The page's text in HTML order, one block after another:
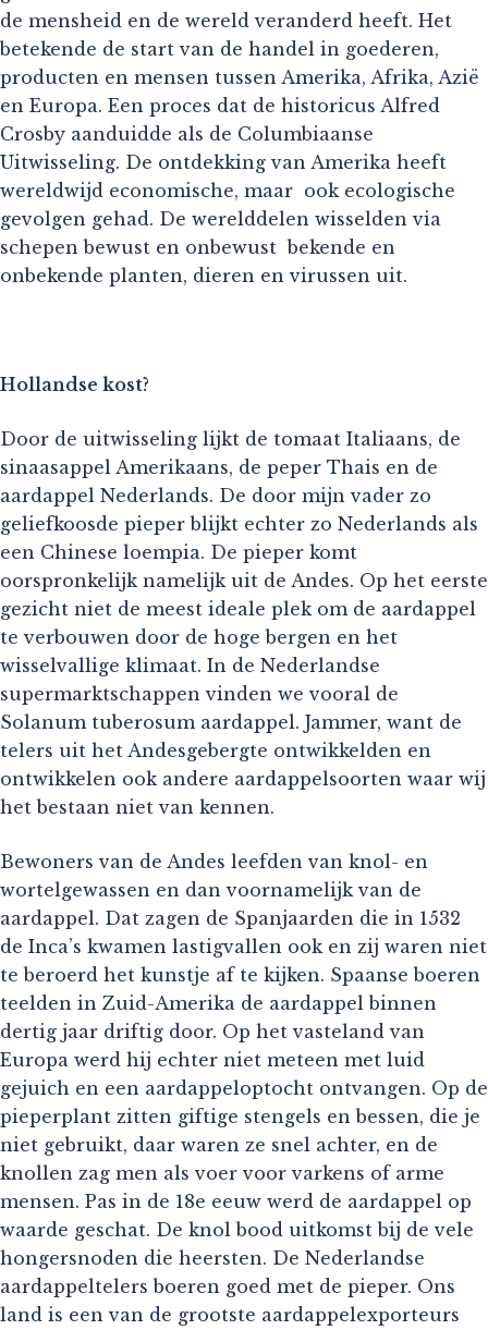
de mensheid en de wereld veranderd heeft. Het
betekende de start van de handel in goederen,
producten en mensen tussen Amerika, Afrika, Azië
en Europa. Een proces dat de historicus Alfred
Crosby aanduidde als de Columbiaanse
Uitwisseling. De ontdekking van Amerika heeft
wereldwijd economische, maar ook ecologische
gevolgen gehad. De werelddelen wisselden via
schepen bewust en onbewust bekende en
onbekende planten, dieren en virussen uit.
Hollandse kost?
Door de uitwisseling lijkt de tomaat Italiaans, de
sinaasappel Amerikaans, de peper Thais en de
aardappel Nederlands. De door mijn vader zo
geliefkoosde pieper blijkt echter zo Nederlands als
een Chinese loempia. De pieper komt
oorspronkelijk namelijk uit de Andes. Op het eerste
gezicht niet de meest ideale plek om de aardappel
te verbouwen door de hoge bergen en het
wisselvallige klimaat. In de Nederlandse
supermarktschappen vinden we vooral de
Solanum tuberosum aardappel. Jammer, want de
telers uit het Andesgebergte ontwikkelden en
ontwikkelen ook andere aardappelsoorten waar wij
het bestaan niet van kennen.
Bewoners van de Andes leefden van knol- en
wortelgewassen en dan voornamelijk van de
aardappel. Dat zagen de Spanjaarden die in 1532
de Inca’s kwamen lastigvallen ook en zij waren niet
te beroerd het kunstje af te kijken. Spaanse boeren
teelden in Zuid-Amerika de aardappel binnen
dertig jaar driftig door. Op het vasteland van
Europa werd hij echter niet meteen met luid
gejuich en een aardappeloptocht ontvangen. Op de
pieperplant zitten giftige stengels en bessen, die je
niet gebruikt, daar waren ze snel achter, en de
knollen zag men als voer voor varkens of arme
mensen. Pas in de 18e eeuw werd de aardappel op
waarde geschat. De knol bood uitkomst bij de vele
hongersnoden die heersten. De Nederlandse
aardappeltelers boeren goed met de pieper. Ons
land is een van de grootste aardappelexporteurs